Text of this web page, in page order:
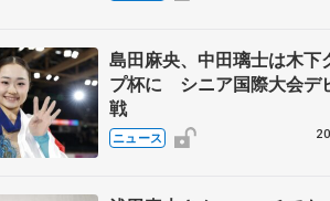
島田麻央、中田璃士は木下
プ杯に シニア国際大会デ
戦
ニュース